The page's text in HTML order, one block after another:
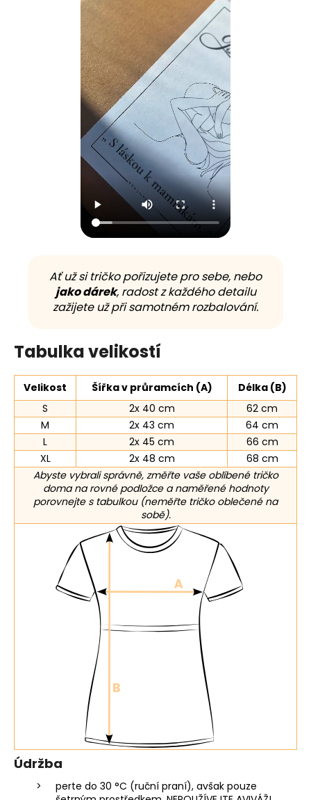
Ať už si tričko pořizujete pro sebe, nebo
jako dárek, radost z každého detailu
zažijete už při samotném rozbalování.
Tabulka velikostí
Velikost Šířka v průramcích (A)
Délka (B)
S
2x 40 cm
62 cm
M
2x 43 cm
64 cm
L
2x 45 cm
66 cm
XL
2x 48 cm
68 cm
Abyste vybrali správně, změřte vaše oblíbené tričko
doma na rovné podložce a naměřené hodnoty
porovnejte s tabulkou (neměřte tričko oblečené na
sobě).
Údržba
perte do 30 °C (ruční praní), avšak pouze